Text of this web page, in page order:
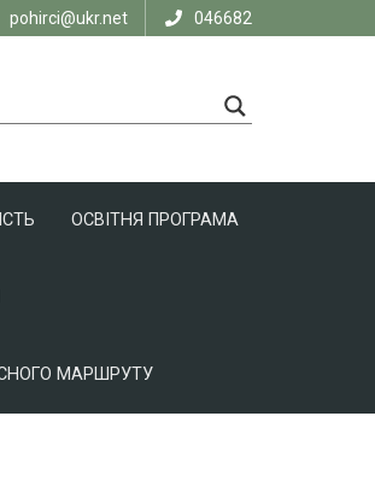
pohirci@ukr.net 046682
ОСВІТНЯ ПРОГРАМА
МАРШРУТУ